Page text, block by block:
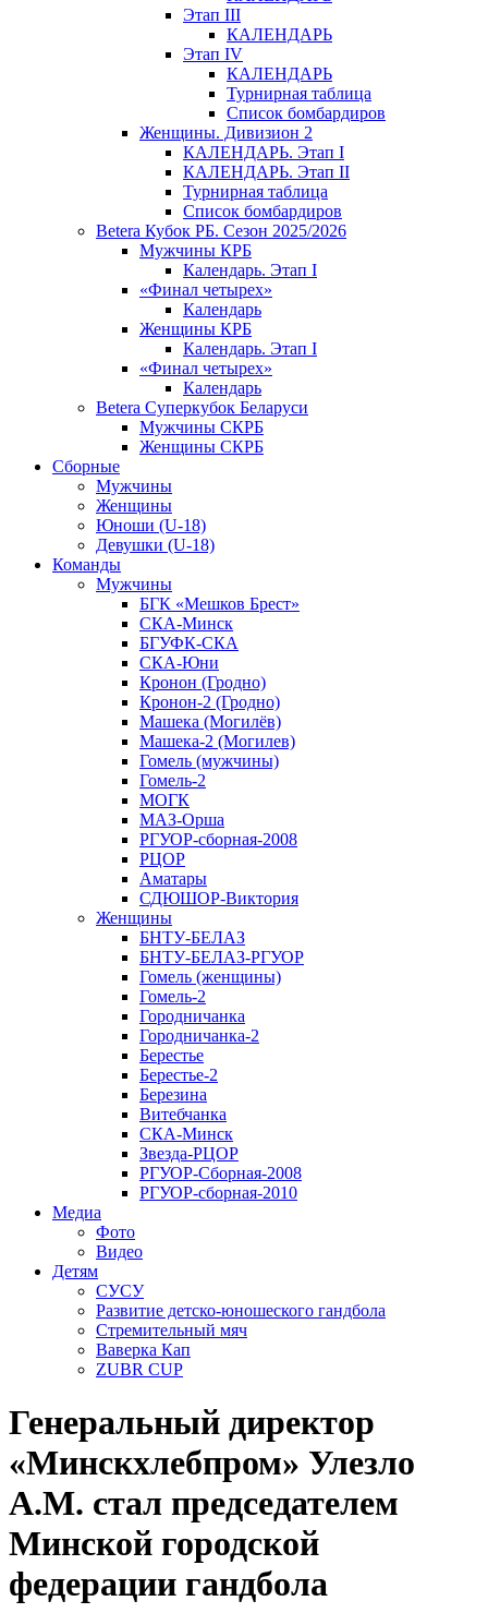
Этап III
КАЛЕНДАРЬ
Этап IV
КАЛЕНДАРЬ
Турнирная таблица
Список бомбардиров
Женщины. Дивизион 2
КАЛЕНДАРЬ. Этап I
КАЛЕНДАРЬ. Этап II
Турнирная таблица
Список бомбардиров
Betera Кубок РБ. Сезон 2025/2026
Мужчины КРБ
Календарь. Этап I
«Финал четырех»
Календарь
Женщины КРБ
Календарь. Этап I
«Финал четырех»
Календарь
Betera Суперкубок Беларуси
Мужчины СКРБ
Женщины СКРБ
Сборные
Мужчины
Женщины
Юноши (U-18)
Девушки (U-18)
Команды
Мужчины
БГК «Мешков Брест»
СКА-Минск
БГУФК-СКА
СКА-Юни
Кронон (Гродно)
Кронон-2 (Гродно)
Машека (Могилёв)
Машека-2 (Могилев)
Гомель (мужчины)
Гомель-2
МОГК
МАЗ-Орша
РГУОР-сборная-2008
РЦОР
Аматары
СДЮШОР-Виктория
Женщины
БНТУ-БЕЛАЗ
БНТУ-БЕЛАЗ-РГУОР
Гомель (женщины)
Гомель-2
Городничанка
Городничанка-2
Берестье
Берестье-2
Березина
Витебчанка
СКА-Минск
Звезда-РЦОР
РГУОР-Сборная-2008
РГУОР-сборная-2010
Медиа
Фото
Видео
Детям
СУСУ
Развитие детско-юношеского гандбола
Стремительный мяч
Ваверка Кап
ZUBR CUP
Генеральный директор
«Минскхлебпром» Улезло
А.М. стал председателем
Минской городской
федерации гандбола